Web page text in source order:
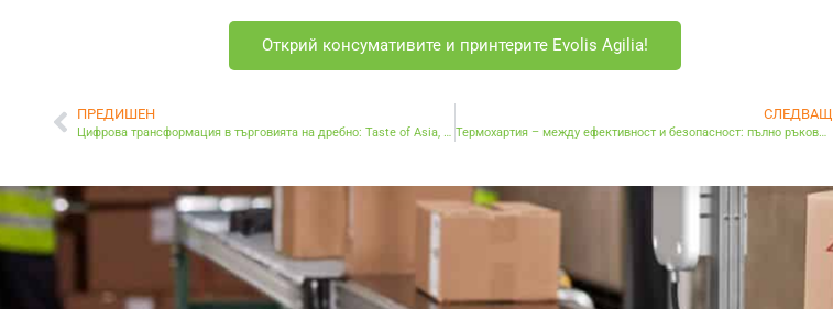
Открий консумативите и принтерите Evolis Agilia!
ПРЕДИШЕН
Цифрова трансформация в търговията на дребно: Taste of Asia, внедряване на ESL, три години и история на успеха
СЛЕДВАЩ
Термохартия – между ефективност и безопасност: пълно ръководство за употреба и съответствие без вредни химични съединения